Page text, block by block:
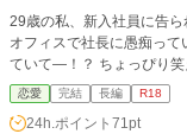
29歳の私、新入社員に告
オフィスで社長に愚痴っ
ていて―！？ ち
恋愛 完結 長編 R18
24h.ポイント 71pt